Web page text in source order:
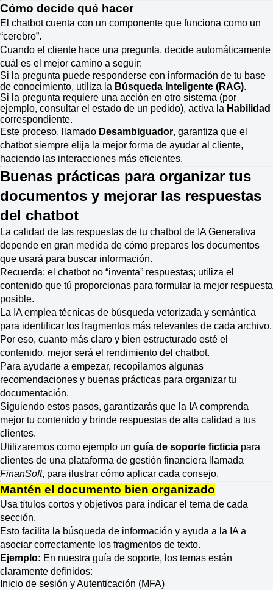
Cómo decide qué hacer
El chatbot cuenta con un componente que funciona como un
“cerebro”.
Cuando el cliente hace una pregunta, decide automáticamente
cuál es el mejor camino a seguir:
Si la pregunta puede responderse con información de tu base
de conocimiento, utiliza la Búsqueda Inteligente (RAG).
Si la pregunta requiere una acción en otro sistema (por
ejemplo, consultar el estado de un pedido), activa la Habilidad
correspondiente.
Este proceso, llamado Desambiguador, garantiza que el
chatbot siempre elija la mejor forma de ayudar al cliente,
haciendo las interacciones más eficientes.
Buenas prácticas para organizar tus
documentos y mejorar las respuestas
del chatbot
La calidad de las respuestas de tu chatbot de IA Generativa
depende en gran medida de cómo prepares los documentos
que usará para buscar información.
Recuerda: el chatbot no “inventa” respuestas; utiliza el
contenido que tú proporcionas para formular la mejor respuesta
posible.
La IA emplea técnicas de búsqueda vetorizada y semántica
para identificar los fragmentos más relevantes de cada archivo.
Por eso, cuanto más claro y bien estructurado esté el
contenido, mejor será el rendimiento del chatbot.
Para ayudarte a empezar, recopilamos algunas
recomendaciones y buenas prácticas para organizar tu
documentación.
Siguiendo estos pasos, garantizarás que la IA comprenda
mejor tu contenido y brinde respuestas de alta calidad a tus
clientes.
Utilizaremos como ejemplo un guía de soporte ficticia para
clientes de una plataforma de gestión financiera llamada
FinanSoft, para ilustrar cómo aplicar cada consejo.
Mantén el documento bien organizado
Usa títulos cortos y objetivos para indicar el tema de cada
sección.
Esto facilita la búsqueda de información y ayuda a la IA a
asociar correctamente los fragmentos de texto.
Ejemplo: En nuestra guía de soporte, los temas están
claramente definidos:
Inicio de sesión y Autenticación (MFA)